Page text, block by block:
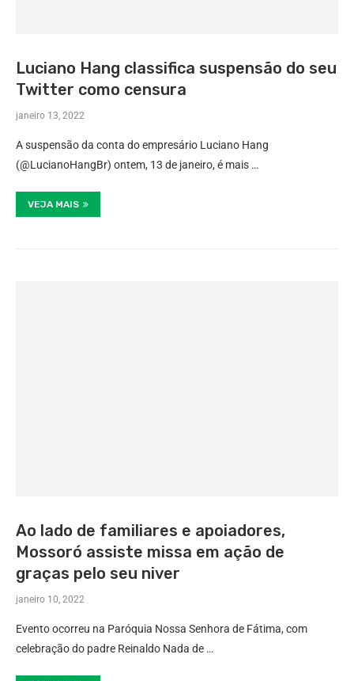
Luciano Hang classifica suspensão do seu
Twitter como censura
janeiro 13, 2022
A suspensão da conta do empresário Luciano Hang
(@LucianoHangBr) ontem, 13 de janeiro, é mais …
VEJA MAIS
Ao lado de familiares e apoiadores,
Mossoró assiste missa em ação de
graças pelo seu niver
janeiro 10, 2022
Evento ocorreu na Paróquia Nossa Senhora de Fátima, com
celebração do padre Reinaldo Nada de …